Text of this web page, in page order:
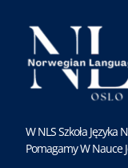
W NLS Szkoła Języka
Pomagamy W Nauce